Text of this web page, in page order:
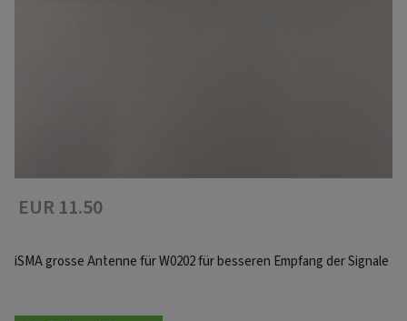
EUR 11.50
iSMA grosse Antenne für W0202 für besseren Empfang der Signale